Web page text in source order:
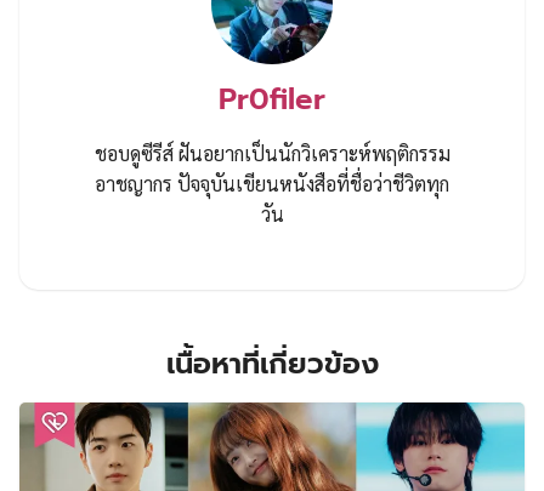
Pr0filer
ชอบดูซีรีส์ ฝันอยากเป็นนักวิเคราะห์พฤติกรรม
อาชญากร ปัจจุบันเขียนหนังสือที่ชื่อว่าชีวิตทุก
วัน
เนื้อหาที่เกี่ยวข้อง